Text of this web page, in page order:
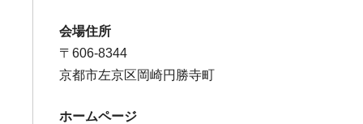
会場住所
〒606-8344
京都市左京区岡崎円勝寺町
ホームページ